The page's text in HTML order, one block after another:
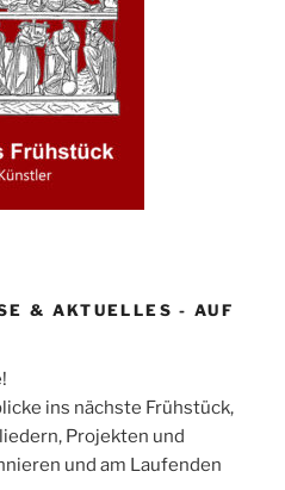
& AKTUELLES - AUF
ins nächste Frühstück,
Projekten und
und am Laufenden